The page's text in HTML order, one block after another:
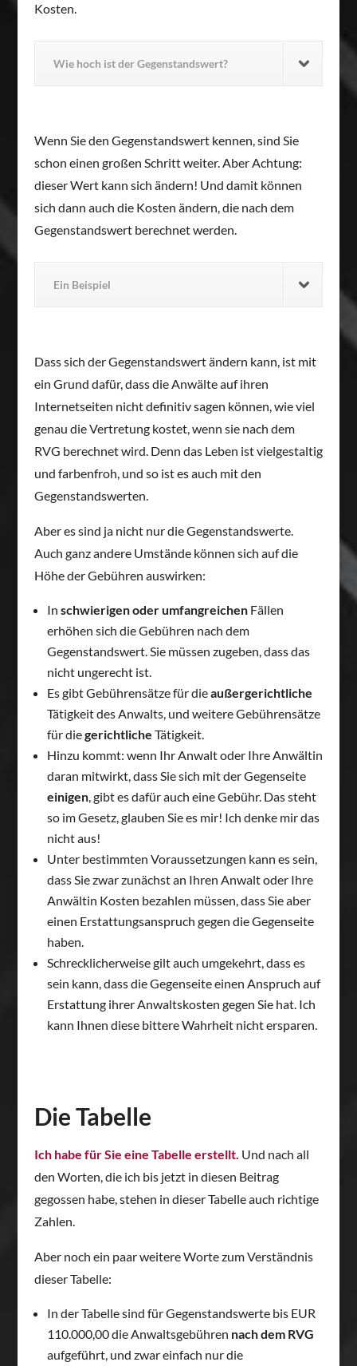
Kosten.
Wie hoch ist der Gegenstandswert?
Wenn Sie den Gegenstandswert kennen, sind Sie
schon einen großen Schritt weiter. Aber Achtung:
dieser Wert kann sich ändern! Und damit können
sich dann auch die Kosten ändern, die nach dem
Gegenstandswert berechnet werden.
Ein Beispiel
Dass sich der Gegenstandswert ändern kann, ist mit
ein Grund dafür, dass die Anwälte auf ihren
Internetseiten nicht definitiv sagen können, wie viel
genau die Vertretung kostet, wenn sie nach dem
RVG berechnet wird. Denn das Leben ist vielgestaltig
und farbenfroh, und so ist es auch mit den
Gegenstandswerten.
Aber es sind ja nicht nur die Gegenstandswerte.
Auch ganz andere Umstände können sich auf die
Höhe der Gebühren auswirken:
In schwierigen oder umfangreichenFällen
erhöhen sich die Gebühren nach dem
Gegenstandswert. Sie müssen zugeben, dass das
nicht ungerecht ist.
Es gibt Gebührensätze für dieaußergerichtliche
Tätigkeit des Anwalts, und weitere Gebührensätze
für diegerichtliche Tätigkeit.
Hinzu kommt: wenn Ihr Anwalt oder Ihre Anwältin
daran mitwirkt, dass Sie sich mit der Gegenseite
einigen, gibt es dafür auch eine Gebühr. Das steht
so im Gesetz, glauben Sie es mir! Ich denke mir das
nicht aus!
Unter bestimmten Voraussetzungen kann es sein,
dass Sie zwar zunächst an Ihren Anwalt oder Ihre
Anwältin Kosten bezahlen müssen, dass Sie aber
einen Erstattungsanspruch gegen die Gegenseite
haben.
Schrecklicherweise gilt auch umgekehrt, dass es
sein kann, dass die Gegenseite einen Anspruch auf
Erstattung ihrer Anwaltskosten gegen Sie hat. Ich
kann Ihnen diese bittere Wahrheit nicht ersparen.
Die Tabelle
Ich habe für Sie eine Tabelle erstellt. Und nach all
den Worten, die ich bis jetzt in diesen Beitrag
gegossen habe, stehen in dieser Tabelle auch richtige
Zahlen.
Aber noch ein paar weitere Worte zum Verständnis
dieser Tabelle:
In der Tabelle sind für Gegenstandswerte bis EUR
110.000,00 die Anwaltsgebühren nach dem RVG
aufgeführt, und zwar einfach nur die